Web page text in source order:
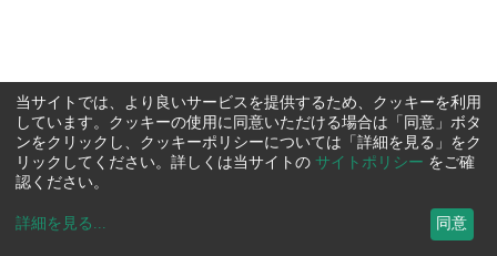
当サイトでは、より良いサービスを提供するため、クッキーを利用
しています。クッキーの使用に同意いただける場合は「同意」ボタ
ンをクリックし、クッキーポリシーについては「詳細を見る」をク
リックしてください。詳しくは当サイトの サイトポリシー をご確
認ください。
詳細を見る ... 同意